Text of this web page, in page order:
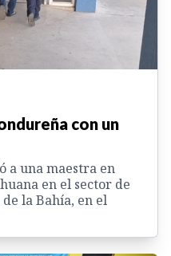
con un
a una maestra en
en el sector de
la Bahía, en el